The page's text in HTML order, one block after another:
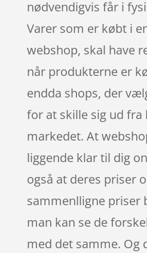
nødvendigvis får i
Varer som er købt i
webshop, skal have
når produkterne er
endda shops, der
for at skille sig ud
markedet. At
liggende klar til dig
også at deres priser
sammenlligne priser
man kan se de
med det samme. Og